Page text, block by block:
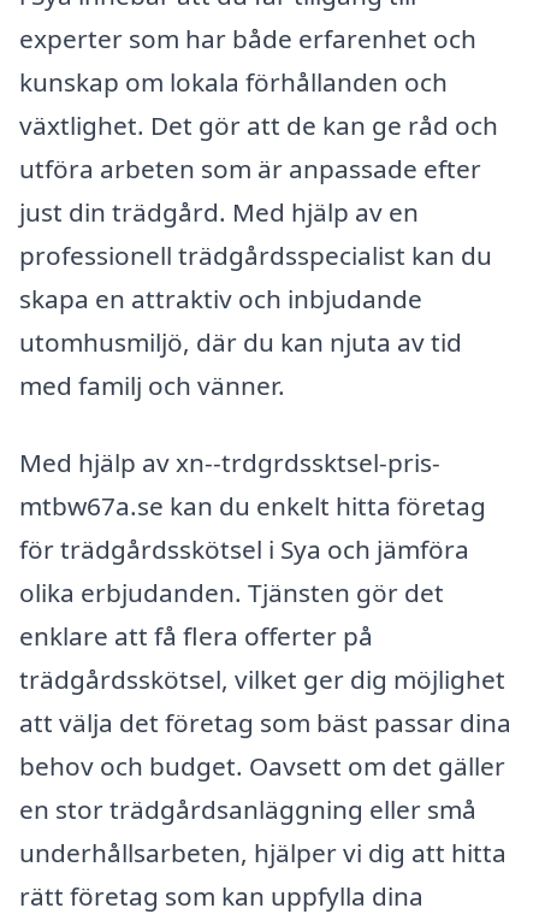
experter som har både erfarenhet och
kunskap om lokala förhållanden och
växtlighet. Det gör att de kan ge råd och
utföra arbeten som är anpassade efter
just din trädgård. Med hjälp av en
professionell trädgårdsspecialist kan du
skapa en attraktiv och inbjudande
utomhusmiljö, där du kan njuta av tid
med familj och vänner.
Med hjälp av xn--trdgrdssktsel-pris-
mtbw67a.se kan du enkelt hitta företag
för trädgårdsskötsel i Sya och jämföra
olika erbjudanden. Tjänsten gör det
enklare att få flera offerter på
trädgårdsskötsel, vilket ger dig möjlighet
att välja det företag som bäst passar dina
behov och budget. Oavsett om det gäller
en stor trädgårdsanläggning eller små
underhållsarbeten, hjälper vi dig att hitta
rätt företag som kan uppfylla dina